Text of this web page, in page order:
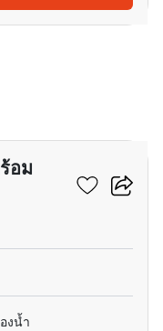
อม
งน้ำ